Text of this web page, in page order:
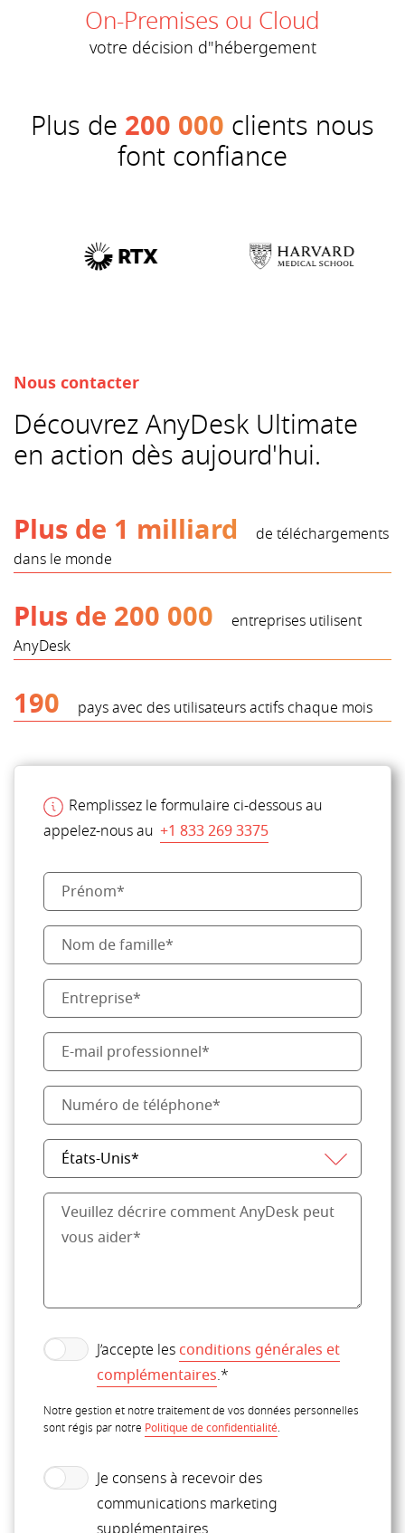
On-Premises ou Cloud
votre décision d"hébergement
Plus de 200 000 clients nous
font confiance
Nous contacter
Découvrez AnyDesk Ultimate
en action dès aujourd'hui.
Plus de 1 milliard
de téléchargements
dans le monde
Plus de 200 000
entreprises utilisent
AnyDesk
190 pays avec des utilisateurs actifs chaque mois
Remplissez le formulaire ci-dessous au
appelez-nous au +1 833 269 3375
J’accepte les conditions générales et
complémentaires.*
Notre gestion et notre traitement de vos données personnelles
sont régis par notre Politique de confidentialité.
Je consens à recevoir des
communications marketing